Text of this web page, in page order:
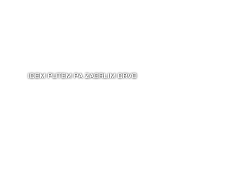
IDEM PUTEM PA ZAGRLIM DRVO